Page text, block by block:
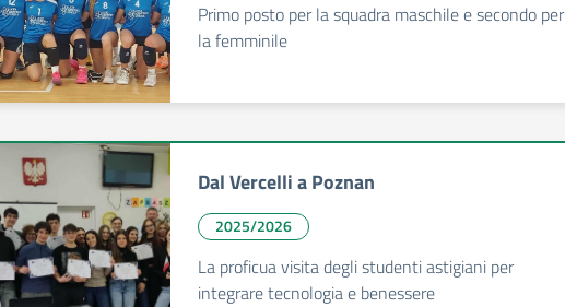
Primo posto per la squadra maschile e secondo per
la femminile
Dal Vercelli a Poznan
2025/2026
La proficua visita degli studenti astigiani per
integrare tecnologia e benessere